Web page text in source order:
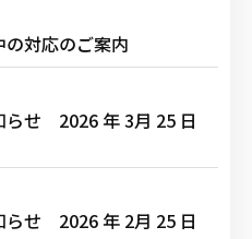
対応のご案内
らせ 2026 年 3月 25 日
らせ 2026 年 2月 25 日